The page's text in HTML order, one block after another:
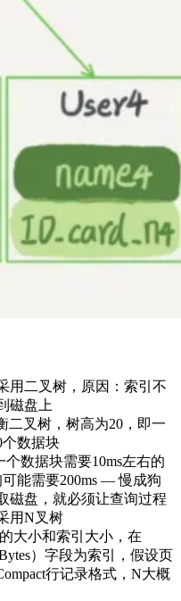
用二叉树，原因：索引不
磁盘上
二叉树，树高为20，即一
数据块
数据块需要10ms左右的
能需要200ms — 慢成狗
磁盘，就必须让查询过程
用N叉树
大小和索引大小，在
）字段为索引，假设页
行记录格式，N大概